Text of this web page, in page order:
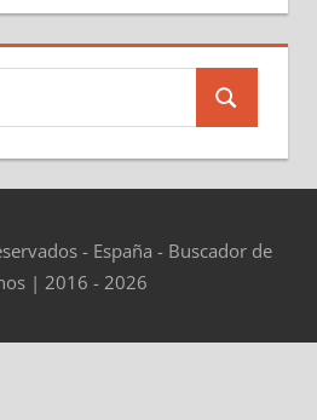
Buscar
- España - Buscador de
| 2016 - 2026